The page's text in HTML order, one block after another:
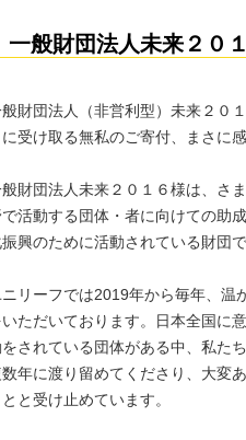
一般財団法人未来２０
財団法人（非営利型）未来２０
に受け取る無私のご寄付、まさに
財団法人未来２０１６様は、さ
で活動する団体・者に向けての助
興のために活動されている財団で
ニリーフでは2019年から毎年、温
いただいております。日本全国に
されている団体がある中、私た
年に渡り留めてくださり、大変
とと受け止めています。